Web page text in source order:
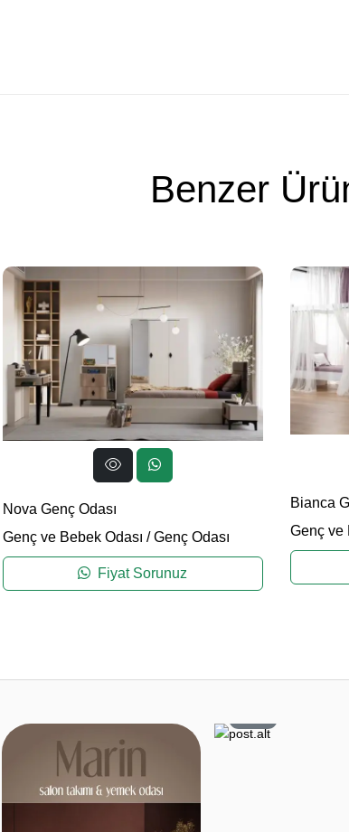
Benzer
Nova Genç Odası
Genç ve Bebek Odası /Genç Odası
Fiyat Sorunuz
Bianca
Genç ve